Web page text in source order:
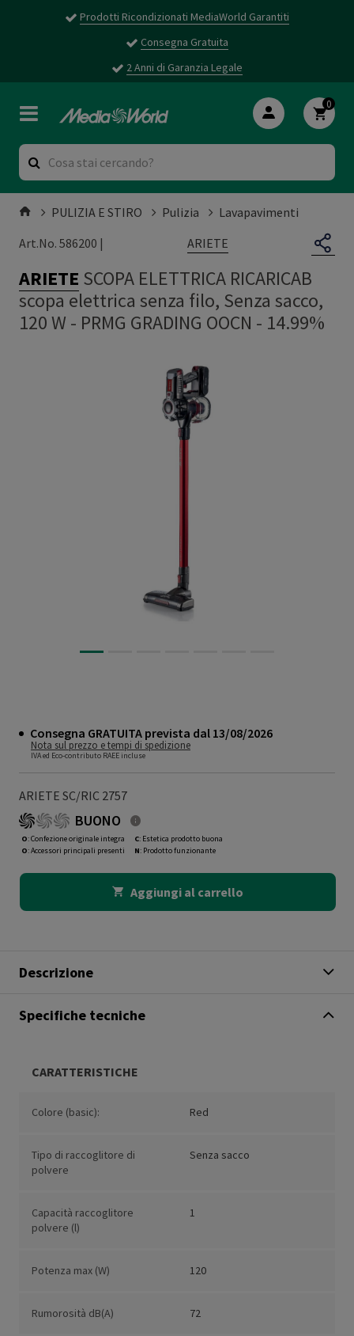
Prodotti Ricondizionati MediaWorld Garantiti
Consegna Gratuita
2 Anni di Garanzia Legale
0
PULIZIA E STIRO Pulizia
Lavapavimenti
Art.No. 586200 |
ARIETE
ARIETE SCOPA ELETTRICA RICARICAB
scopa elettrica senza filo, Senza sacco,
120 W - PRMG GRADING OOCN - 14.99%
Consegna GRATUITA prevista dal 13/08/2026
Nota sul prezzo e tempi di spedizione
IVA ed Eco-contributo RAEE incluse
ARIETE SC/RIC 2757
BUONO
O: Confezione originale integra
O: Accessori principali presenti
C: Estetica prodotto buona
N: Prodotto funzionante
Aggiungi al carrello
Descrizione
Specifiche tecniche
CARATTERISTICHE
Colore (basic): Red
Tipo di raccoglitore di
polvere
Senza sacco
Capacità raccoglitore
polvere (l)
1
Potenza max (W) 120
Rumorosità dB(A) 72